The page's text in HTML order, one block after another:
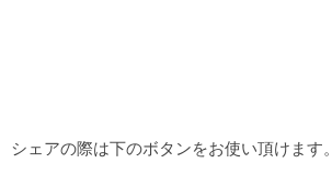
シェアの際は下のボタンをお使い頂けます。